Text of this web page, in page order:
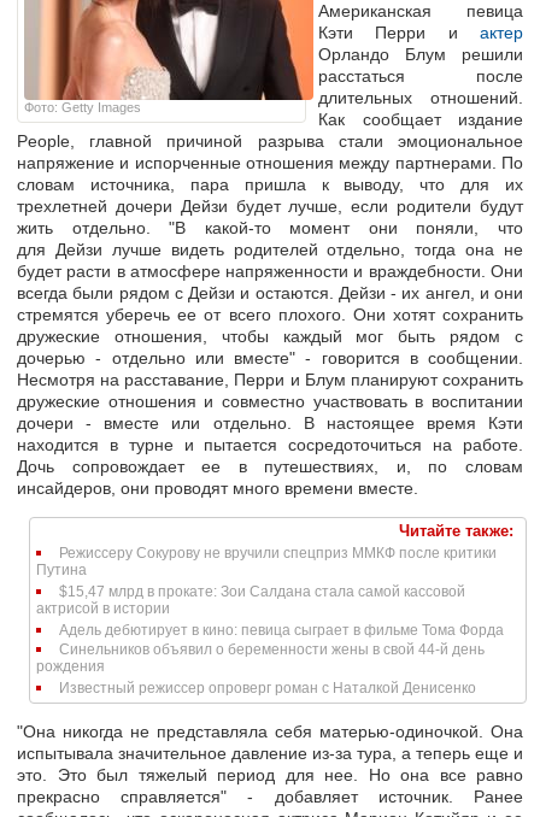
Фото: Getty Images
Американская певица
Кэти Перри и актер
Орландо Блум решили
расстаться после
длительных отношений.
Как сообщает издание
People, главной причиной разрыва стали эмоциональное
напряжение и испорченные отношения между партнерами. По
словам источника, пара пришла к выводу, что для их
трехлетней дочери Дейзи будет лучше, если родители будут
жить отдельно. "В какой-то момент они поняли, что
для Дейзи лучше видеть родителей отдельно, тогда она не
будет расти в атмосфере напряженности и враждебности. Они
всегда были рядом с Дейзи и остаются. Дейзи - их ангел, и они
стремятся уберечь ее от всего плохого. Они хотят сохранить
дружеские отношения, чтобы каждый мог быть рядом с
дочерью - отдельно или вместе" - говорится в сообщении.
Несмотря на расставание, Перри и Блум планируют сохранить
дружеские отношения и совместно участвовать в воспитании
дочери - вместе или отдельно. В настоящее время Кэти
находится в турне и пытается сосредоточиться на работе.
Дочь сопровождает ее в путешествиях, и, по словам
инсайдеров, они проводят много времени вместе.
Читайте также:
Режиссеру Сокурову не вручили спецприз ММКФ после критики
Путина
$15,47 млрд в прокате: Зои Салдана стала самой кассовой
актрисой в истории
Адель дебютирует в кино: певица сыграет в фильме Тома Форда
Синельников объявил о беременности жены в свой 44-й день
рождения
Известный режиссер опроверг роман с Наталкой Денисенко
"Она никогда не представляла себя матерью-одиночкой. Она
испытывала значительное давление из-за тура, а теперь еще и
это. Это был тяжелый период для нее. Но она все равно
прекрасно справляется" - добавляет источник. Ранее